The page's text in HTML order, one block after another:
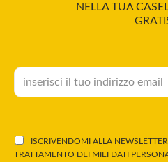
NELLA TUA
ISCRIVENDOMI ALLA
TRATTAMENTO DEI MIEI DATI